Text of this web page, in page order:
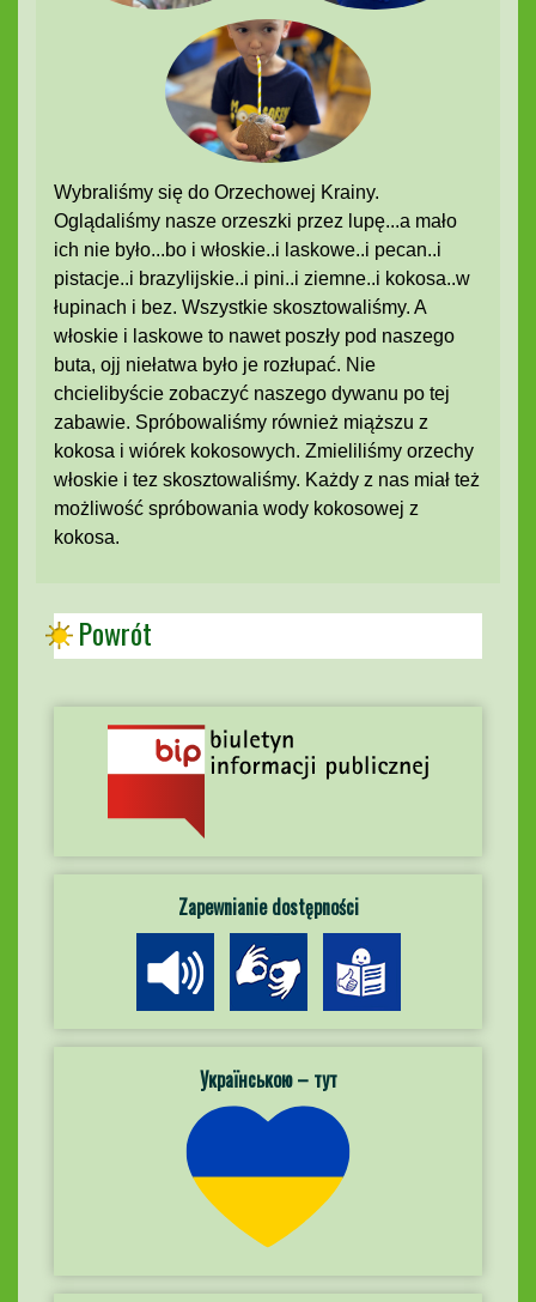
Wybraliśmy się do Orzechowej Krainy.
Oglądaliśmy nasze orzeszki przez lupę...a mało
ich nie było...bo i włoskie..i laskowe..i pecan..i
pistacje..i brazylijskie..i pini..i ziemne..i kokosa..w
łupinach i bez. Wszystkie skosztowaliśmy. A
włoskie i laskowe to nawet poszły pod naszego
buta, ojj niełatwa było je rozłupać. Nie
chcielibyście zobaczyć naszego dywanu po tej
zabawie. Spróbowaliśmy również miąższu z
kokosa i wiórek kokosowych. Zmieliliśmy orzechy
włoskie i tez skosztowaliśmy. Każdy z nas miał też
możliwość spróbowania wody kokosowej z
kokosa.
Powrót
Zapewnianie dostępności
Українською – тут